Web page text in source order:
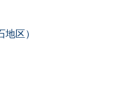
区）